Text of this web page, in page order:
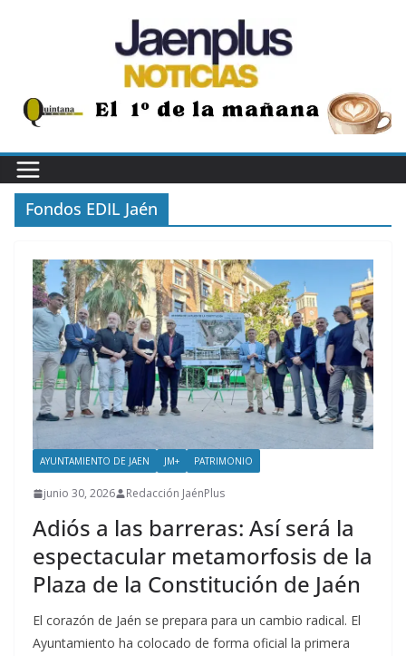
Fondos EDIL Jaén
AYUNTAMIENTO DE JAEN JM+ PATRIMONIO
junio 30, 2026 Redacción JaénPlus
Adiós a las barreras: Así será la
espectacular metamorfosis de la
Plaza de la Constitución de Jaén
El corazón de Jaén se prepara para un cambio radical. El
Ayuntamiento ha colocado de forma oficial la primera